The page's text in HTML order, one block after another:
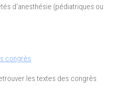
d’anesthésie (pédiatriques ou
congrès
les textes des congrès